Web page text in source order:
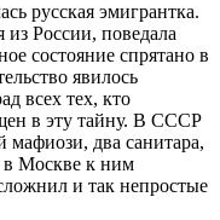
русская эмигрантка.
из России, поведала
состояние спрятано в
явилось
всех тех, кто
в эту тайну. В СССР
два санитара,
в Москве к ним
и так непростые